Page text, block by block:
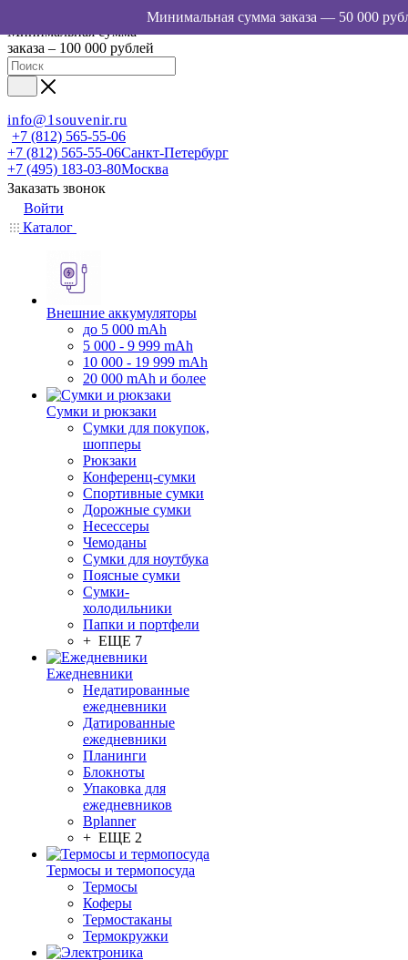
Минимальная сумма
заказа – 100 000 рублей
info@1souvenir.ru
+7 (812) 565-55-06
+7 (812) 565-55-06Санкт-Петербург
+7 (495) 183-03-80Москва
Заказать звонок
Войти
Каталог
Внешние аккумуляторы
до 5 000 mAh
5 000 - 9 999 mAh
10 000 - 19 999 mAh
20 000 mAh и более
Сумки и рюкзаки
Сумки для покупок,
шопперы
Рюкзаки
Конференц-сумки
Спортивные сумки
Дорожные сумки
Несессеры
Чемоданы
Сумки для ноутбука
Поясные сумки
Сумки-
холодильники
Папки и портфели
+ ЕЩЕ 7
Ежедневники
Недатированные
ежедневники
Датированные
ежедневники
Планинги
Блокноты
Упаковка для
ежедневников
Bplanner
+ ЕЩЕ 2
Термосы и термопосуда
Термосы
Коферы
Термостаканы
Термокружки